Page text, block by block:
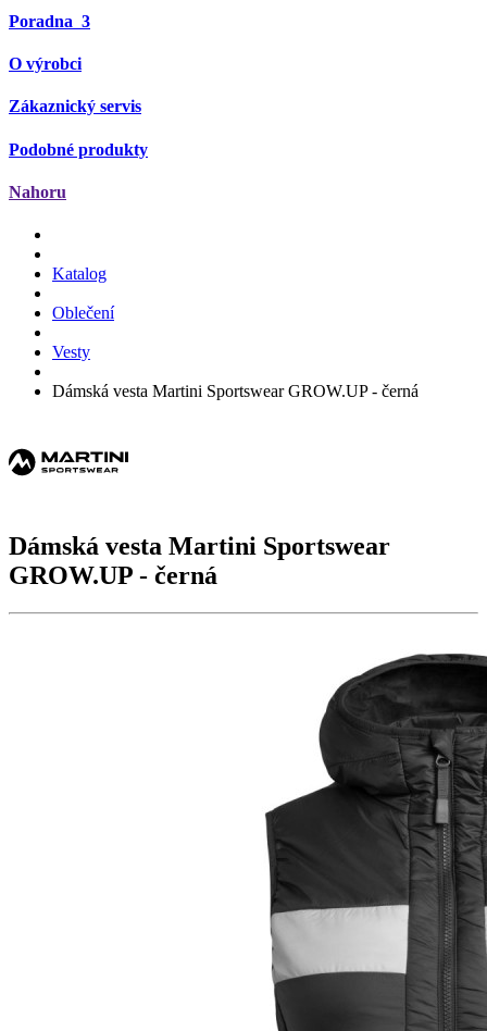
Poradna 3
O výrobci
Zákaznický servis
Podobné produkty
Nahoru
Katalog
Oblečení
Vesty
Dámská vesta Martini Sportswear GROW.UP - černá
Dámská vesta Martini Sportswear
GROW.UP - černá